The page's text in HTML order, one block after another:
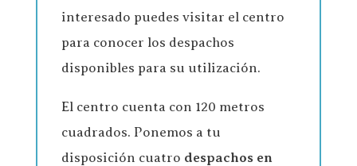
interesado puedes visitar el centro
para conocer los despachos
disponibles para su utilización.
El centro cuenta con 120 metros
cuadrados. Ponemos a tu
disposición cuatro despachos en